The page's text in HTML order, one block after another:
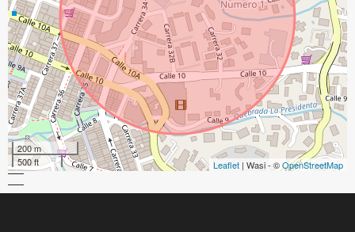
200 m
500 ft
Leaflet | Wasi - ©OpenStreetMap